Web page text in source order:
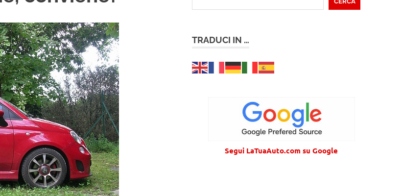
TRADUCI IN …
Segui LaTuaAuto.com su Google